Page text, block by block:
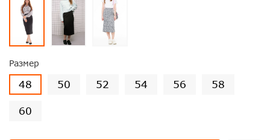
Размер
48 50 52 54 56 58
60